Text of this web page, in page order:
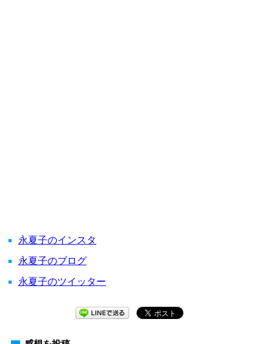
永夏子のインスタ
永夏子のブログ
永夏子のツイッター